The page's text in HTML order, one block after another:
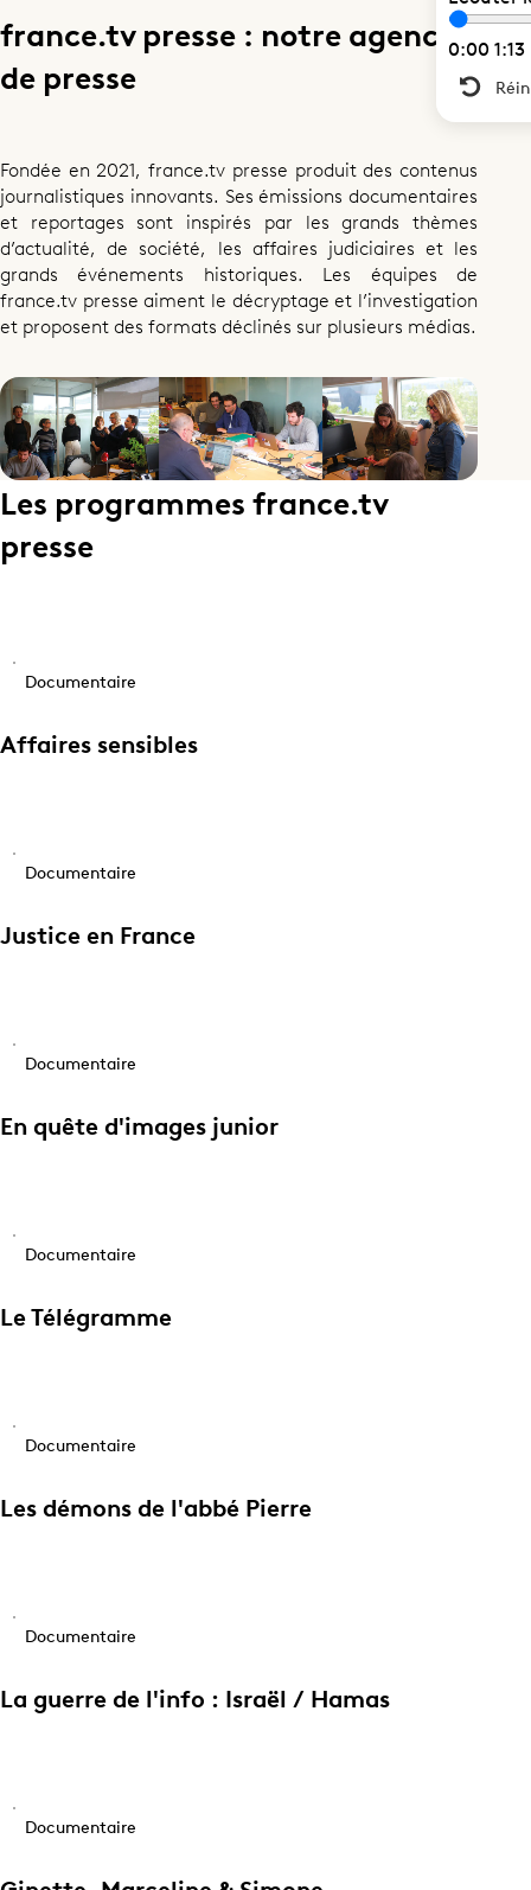
0:00 1:13
Partager cette page
france.tv presse : notre agence
de presse
Fondée en 2021, france.tv presse produit des contenus
journalistiques innovants. Ses émissions documentaires
et reportages sont inspirés par les grands thèmes
d’actualité, de société, les affaires judiciaires et les
grands événements historiques. Les équipes de
france.tv presse aiment le décryptage et l’investigation
et proposent des formats déclinés sur plusieurs médias.
Les programmes france.tv
presse
Documentaire
Affaires sensibles
Documentaire
Justice en France
Documentaire
En quête d'images junior
Documentaire
Le Télégramme
Documentaire
Les démons de l'abbé Pierre
Documentaire
La guerre de l'info : Israël / Hamas
Documentaire